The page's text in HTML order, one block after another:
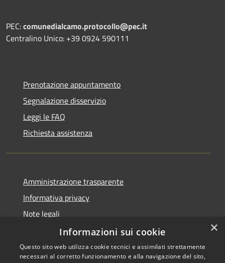
PEC:comunedialcamo.protocollo@pec.it
Centralino Unico: +39 0924 590111
Prenotazione appuntamento
Segnalazione disservizio
Leggi le FAQ
Richiesta assistenza
Amministrazione trasparente
Informativa privacy
Note legali
Dichiarazione di accessibilità
×
Informazioni sui cookie
Questo sito web utilizza cookie tecnici e assimilati strettamente
necessari al corretto funzionamento e alla navigazione del sito,